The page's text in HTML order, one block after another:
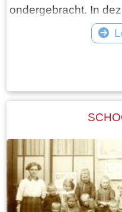
ondergebracht. In
de overige foto's
speciale groepen,
kan dit beter met de
daar dan getoond.